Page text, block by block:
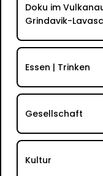
Doku im
Grindavik-
Essen | Trinken
Gesellschaft
Kultur